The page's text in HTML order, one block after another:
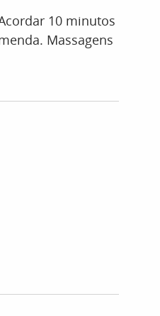
10 minutos
Massagens